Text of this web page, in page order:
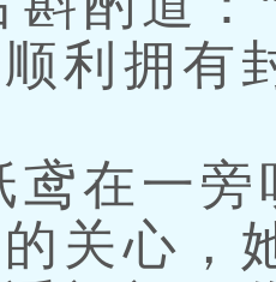
利拥有
在一旁
关心，